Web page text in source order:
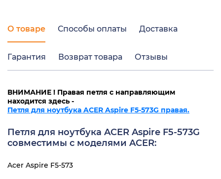
О товаре Способы оплаты Доставка
Гарантия Возврат товара Отзывы
ВНИМАНИЕ ! Правая петля с направляющим
находится здесь -
Петля для ноутбука ACER Aspire F5-573G правая.
Петля для ноутбука ACER Aspire F5-573G
совместимы с моделями ACER:
Acer Aspire F5-573